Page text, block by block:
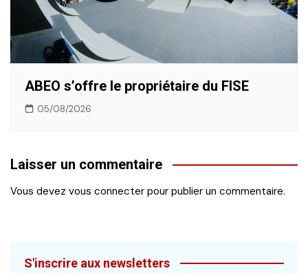
ABEO s’offre le propriétaire du FISE
05/08/2026
Laisser un commentaire
Vous devez vous connecter pour publier un commentaire.
S'inscrire aux newsletters